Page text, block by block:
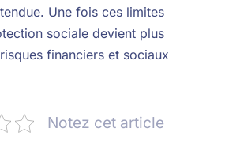
Une fois ces limites
sociale devient plus
financiers et sociaux
Notez cet article